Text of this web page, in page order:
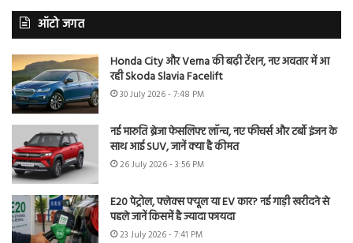
ऑटो जगत
Honda City और Verna की बढ़ी टेंशन, नए अवतार में आ
रही Skoda Slavia Facelift
30 July 2026 - 7:48 PM
नई मारुति ब्रेजा फेसलिफ्ट लॉन्च, नए फीचर्स और टर्बो इंजन के
साथ आई SUV, जानें क्या है कीमत
26 July 2026 - 3:56 PM
E20 पेट्रोल, फ्लेक्स फ्यूल या EV कार? नई गाड़ी खरीदने से
पहले जानें किसमें है ज्यादा फायदा
23 July 2026 - 7:41 PM